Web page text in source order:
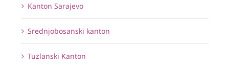
Kanton Sarajevo
Srednjobosanski kanton
Tuzlanski Kanton